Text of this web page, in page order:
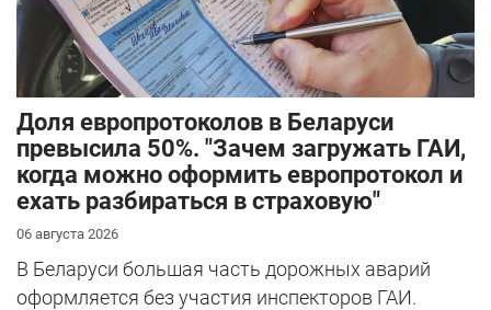
Доля европротоколов в Беларуси
превысила 50%. "Зачем загружать ГАИ,
когда можно оформить европротокол и
ехать разбираться в страховую"
06 августа 2026
В Беларуси большая часть дорожных аварий
оформляется без участия инспекторов ГАИ.